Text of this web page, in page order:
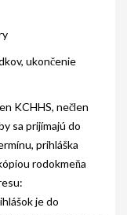
ukončenie
KCHHS, nečlen
sa prijímajú do
prihláška
rodokmeňa
je do